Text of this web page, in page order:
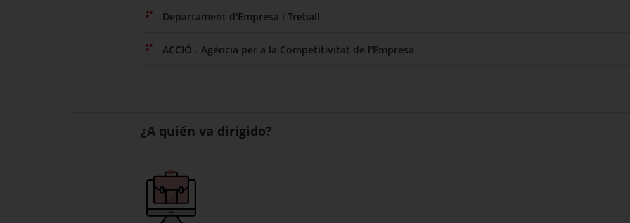
Departament d'Empresa i Treball
ACCIÓ - Agència per a la Competitivitat de l'Empresa
¿A quién va dirigido?